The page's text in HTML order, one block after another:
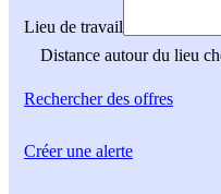
Lieu de travail
Distance autour du lieu
Rechercherdes offres
Créer une alerte